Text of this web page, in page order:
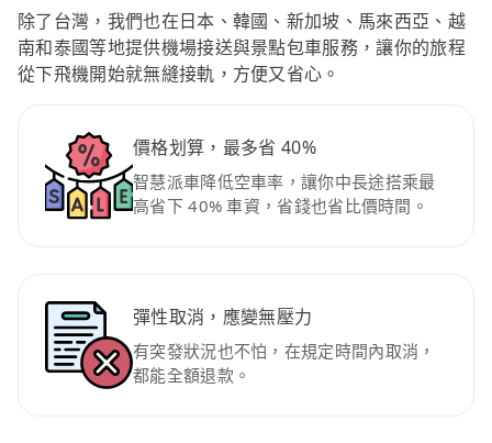
除了台灣，我們也在日本、韓國、新加坡、馬來西亞、越
南和泰國等地提供機場接送與景點包車服務，讓你的旅程
從下飛機開始就無縫接軌，方便又省心。
價格划算，最多省 40%
智慧派車降低空車率，讓你中長途搭乘最
高省下 40% 車資，省錢也省比價時間。
彈性取消，應變無壓力
有突發狀況也不怕，在規定時間內取消，
都能全額退款。